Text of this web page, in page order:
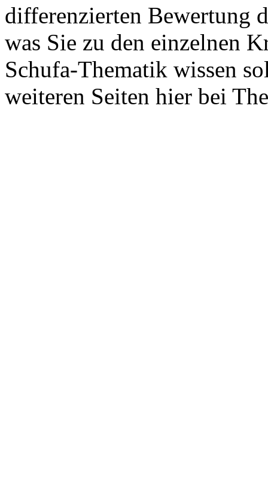
differenzierten Bewertung
was Sie zu den einzelnen
Schufa-Thematik wissen
weiteren Seiten hier bei